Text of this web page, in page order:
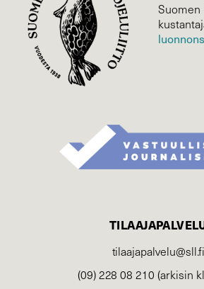
Suomen
tilaajapalvelu@sll.fi
(09) 228 08 210 (arkisin